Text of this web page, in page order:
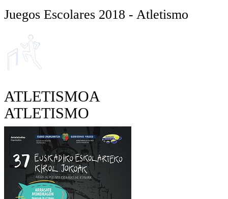
Juegos Escolares 2018 - Atletismo
ATLETISMOA
ATLETISMO